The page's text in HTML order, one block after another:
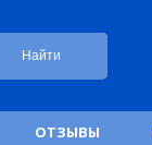
Найти
ОТЗЫВЫ